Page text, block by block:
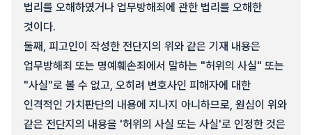
법리를 오해하였거나 업무방해죄에 관한 법리를 오해한
것이다.
둘째, 피고인이 작성한 전단지의 위와 같은 기재 내용은
업무방해죄 또는 명예훼손죄에서 말하는 "허위의 사실" 또는
"사실"로 볼 수 없고, 오히려 변호사인 피해자에 대한
인격적인 가치판단의 내용에 지나지 아니하므로, 원심이 위와
같은 전단지의 내용을 '허위의 사실 또는 사실'로 인정한 것은